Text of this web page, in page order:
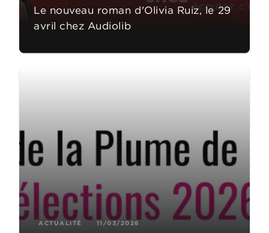
Le nouveau roman d'Olivia Ruiz, le 29
avril chez Audiolib
ACTUALITÉ 11/03/2026